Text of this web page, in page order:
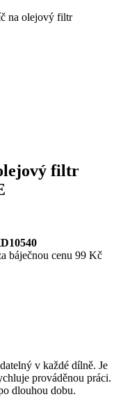
na olejový filtr
filtr
báječnou cenu 99 Kč
v každé dílně. Je
prováděnou práci.
dlouhou dobu.